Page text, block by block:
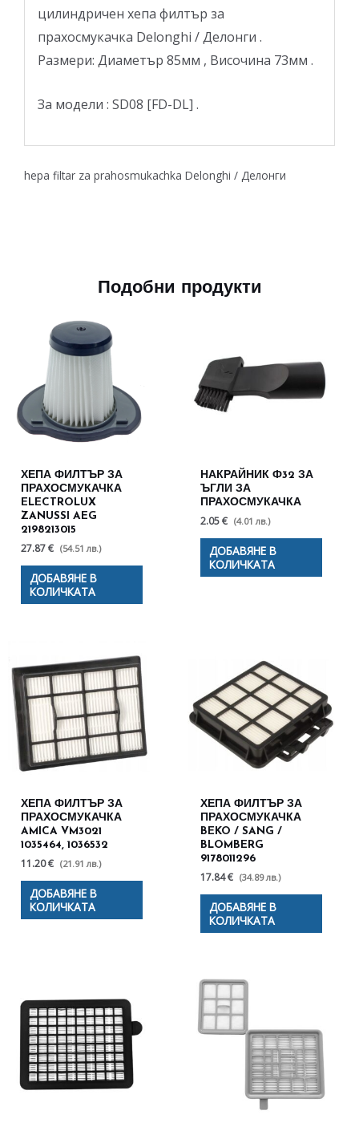
цилиндричен хепа филтър за
прахосмукачка Delonghi / Делонги .
Размери: Диаметър 85мм , Височина 73мм .
За модели : SD08 [FD-DL] .
hepa filtar za prahosmukachka Delonghi / Делонги
Подобни продукти
ХЕПА ФИЛТЪР ЗА
ПРАХОСМУКАЧКА
ELECTROLUX
ZANUSSI AEG
2198213015
27.87 € (54.51 лв.)
ДОБАВЯНЕ В
КОЛИЧКАТА
НАКРАЙНИК Ф32 ЗА
ЪГЛИ ЗА
ПРАХОСМУКАЧКА
2.05 € (4.01 лв.)
ДОБАВЯНЕ В
КОЛИЧКАТА
ХЕПА ФИЛТЪР ЗА
ПРАХОСМУКАЧКА
AMICA VM3021
1035464, 1036532
11.20 € (21.91 лв.)
ДОБАВЯНЕ В
КОЛИЧКАТА
ХЕПА ФИЛТЪР ЗА
ПРАХОСМУКАЧКА
BEKO / SANG /
BLOMBERG
9178011296
17.84 € (34.89 лв.)
ДОБАВЯНЕ В
КОЛИЧКАТА